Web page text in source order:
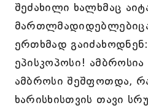
შეძახილი ხალხმაც
ერთხმად
ეპისკოპოსი! ამბროსია
ამბროსი შეშფოთდა,
ხარისხისთვის თავი